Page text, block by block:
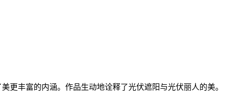
更丰富的内涵。作品生动地诠释了光伏遮阳与光伏丽人的美。